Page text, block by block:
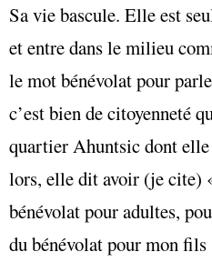
Sa vie bascule. Elle est
et entre dans le milieu
le mot bénévolat pour
c’est bien de citoyenneté
quartier Ahuntsic dont elle
lors, elle dit avoir (je cite)
bénévolat pour adultes,
du bénévolat pour mon